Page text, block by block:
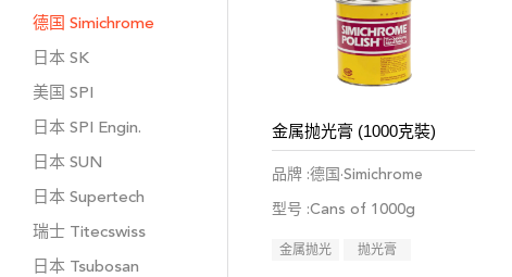
德国 Simichrome
日本 SK
美国 SPI
日本 SPI Engin.
日本 SUN
日本 Supertech
瑞士 Titecswiss
日本 Tsubosan
金属抛光膏 (1000克裝)
品牌 :德国·Simichrome
型号 :Cans of 1000g
金属抛光 抛光膏